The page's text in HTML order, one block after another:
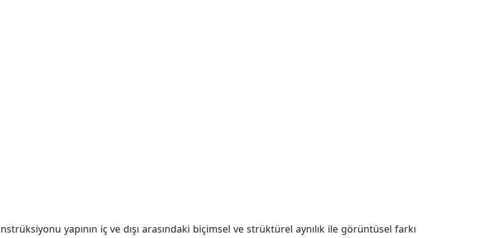
yapının iç ve dışı arasındaki biçimsel ve strüktürel aynılık ile görüntüsel farkı